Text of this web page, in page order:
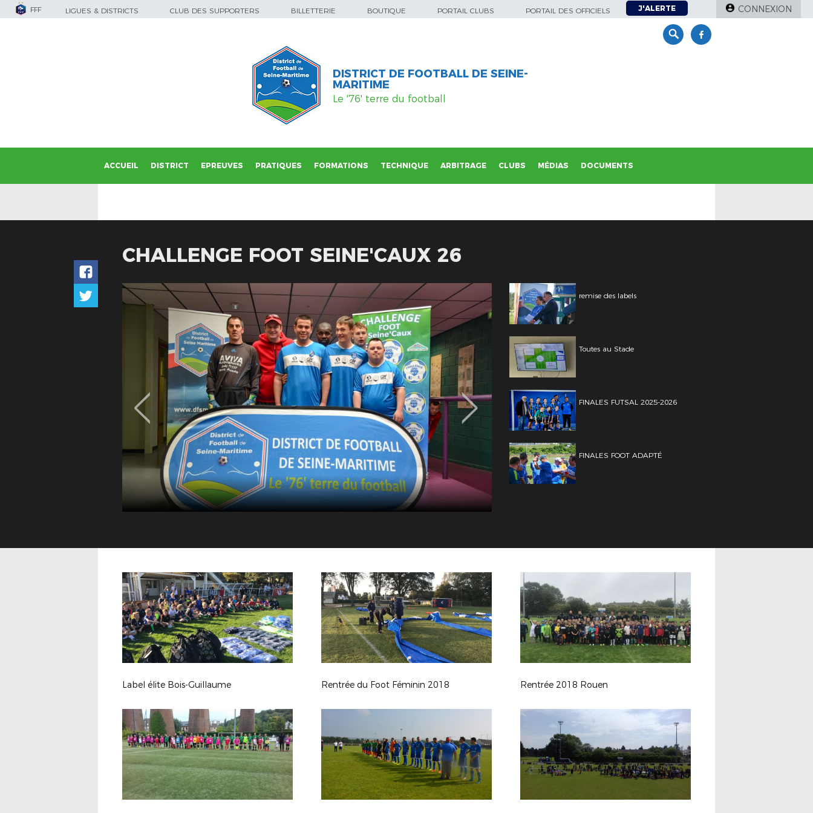
FFF LIGUES & DISTRICTS CLUB DES SUPPORTERS BILLETTERIE BOUTIQUE PORTAIL CLUBS PORTAIL DES OFFICIELS J'ALERTE CONNEXION
DISTRICT DE FOOTBALL DE SEINE-
MARITIME
Le '76' terre du football
ACCUEIL DISTRICT EPREUVES PRATIQUES FORMATIONS TECHNIQUE ARBITRAGE CLUBS MÉDIAS DOCUMENTS
CHALLENGE FOOT SEINE'CAUX 26
remise des labels
Toutes au Stade
FINALES FUTSAL 2025-2026
FINALES FOOT ADAPTÉ
Label élite Bois-Guillaume Rentrée du Foot Féminin 2018 Rentrée 2018 Rouen